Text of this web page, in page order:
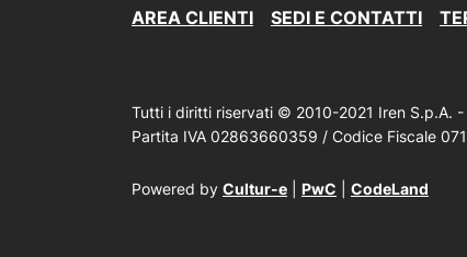
AREA CLIENTI SEDI E CONTATTI
Tutti i diritti riservati © 2010-2021 Iren S.p.A.
Partita IVA 02863660359 / Codice Fiscale
Powered by Cultur-e PwC CodeLand